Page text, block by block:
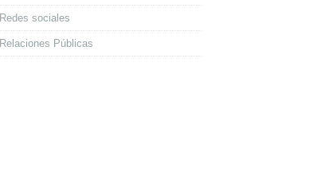
Redes sociales
Relaciones Públicas